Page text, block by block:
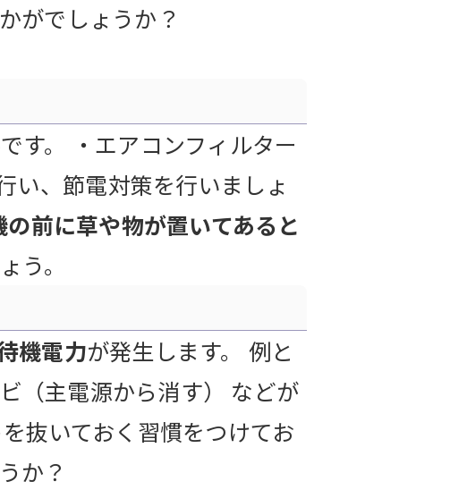
がでしょうか？
す。 ・エアコンフィルター
い、節電対策を行いましょ
の前に草や物が置いてあると
う。
機電力が発生します。 例と
（主電源から消す） などが
抜いておく習慣をつけてお
か？